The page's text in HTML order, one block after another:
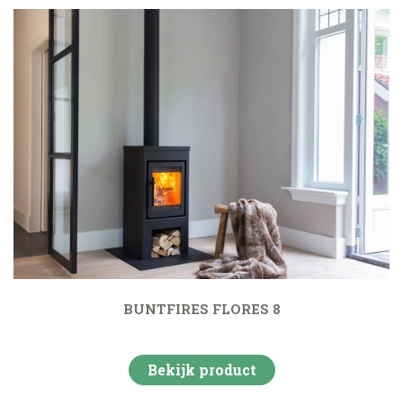
BUNTFIRES FLORES 8
Bekijk product